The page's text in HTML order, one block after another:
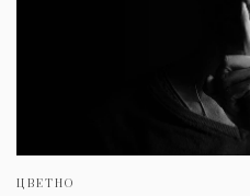
ЦВЕТНО